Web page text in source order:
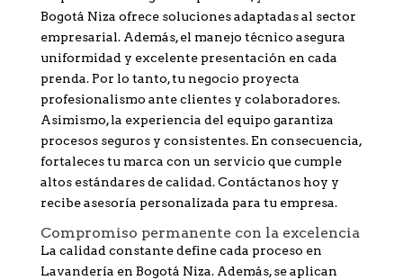
Bogotá Niza ofrece soluciones adaptadas al sector
empresarial. Además, el manejo técnico asegura
uniformidad y excelente presentación en cada
prenda. Por lo tanto, tu negocio proyecta
profesionalismo ante clientes y colaboradores.
Asimismo, la experiencia del equipo garantiza
procesos seguros y consistentes. En consecuencia,
fortaleces tu marca con un servicio que cumple
altos estándares de calidad. Contáctanos hoy y
recibe asesoría personalizada para tu empresa.
Compromiso permanente con la excelencia
La calidad constante define cada proceso en
Lavandería en Bogotá Niza. Además, se aplican